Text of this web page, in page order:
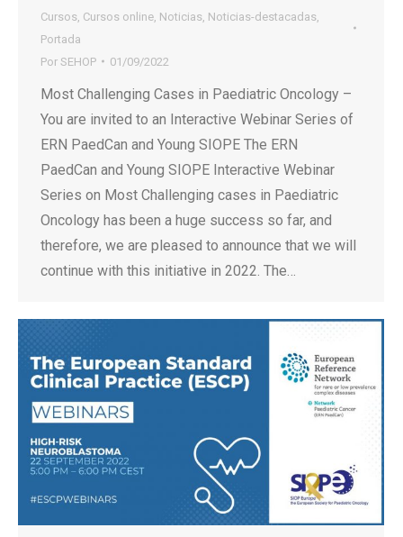
Cursos Cursos online Noticias Noticias-destacadas
Portada
Por SEHOP 01/09/2022
Most Challenging Cases in Paediatric Oncology –
You are invited to an Interactive Webinar Series of
ERN PaedCan and Young SIOPE The ERN
PaedCan and Young SIOPE Interactive Webinar
Series on Most Challenging cases in Paediatric
Oncology has been a huge success so far, and
therefore, we are pleased to announce that we will
continue with this initiative in 2022. The…